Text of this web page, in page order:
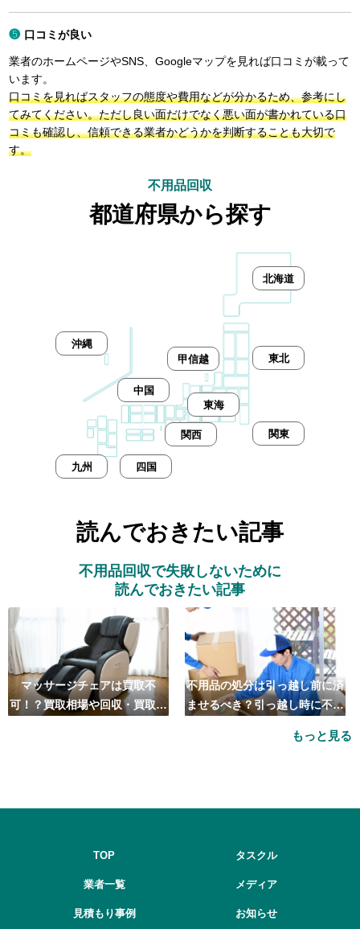
口コミが良い
業者のホームページやSNS、Googleマップを見れば口コミが載って
います。
口コミを見ればスタッフの態度や費用などが分かるため、参考にし
てみてください。ただし良い面だけでなく悪い面が書かれている口
コミも確認し、信頼できる業者かどうかを判断することも大切で
す。
不用品回収
都道府県から探す
北海道
東北
甲信越
東海
関東
関西
中国
四国
九州
沖縄
読んでおきたい記事
不用品回収で失敗しないために
読んでおきたい記事
マッサージチェアは買取不
可！？買取相場や回収・買取の
不用品の処分は引っ越し前に済
ませるべき？引っ越し時に不用
もっと見る
TOP
業者一覧
見積もり事例
タスクル
メディア
お知らせ